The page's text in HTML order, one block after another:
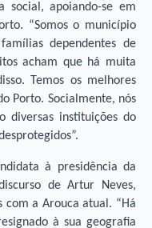
social, apoiando-se em
“Somos o município
dependentes de
acham que há muita
Temos os melhores
Porto. Socialmente, nós
diversas instituições do
à presidência da
de Artur Neves,
com a Arouca atual. “Há
à sua geografia